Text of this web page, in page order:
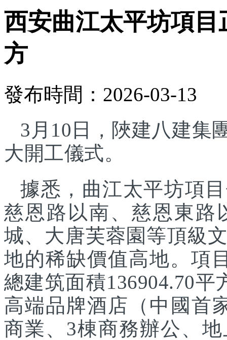
西安曲江太平坊項目
方
發布時間：2026-03-13
3月10日，陜建八建集
大開工儀式。
據悉，曲江太平坊項
慈恩路以南、慈恩東路
城、大唐芙蓉園等頂級
地的稀缺價值高地。項
總建筑面積136904.70
高端品牌酒店（中國首
商業、3棟商務辦公、